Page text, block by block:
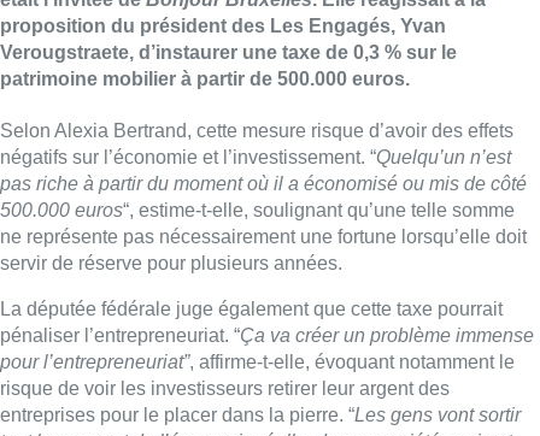
pénaliser l’entrepreneuriat. “Ça va créer un problème immense
pour l’entrepreneuriat”, affirme-t-elle, évoquant notamment le
risque de voir les investisseurs retirer leur argent des
entreprises pour le placer dans la pierre. “Les gens vont sortir
besoin d’être financées, pour le mettre dans des immeubles.
Pour Alexia Bertrand, cette réorientation de l’épargne pourrait
avoir des conséquences sur le marché immobilier. “Vous allez
vers une crise de l’immobilier et ça veut dire que l’immobilier va
coûter plus cher. Les gens qui veulent acheter une maison de
la classe moyenne vont être pénalisés par un système comme
ça. ”
Si elle dit comprendre le sentiment d’injustice exprimé par
certains citoyens, la députée estime que la réponse doit se
trouver ailleurs. “ Le sentiment d’injustice, je le comprends.